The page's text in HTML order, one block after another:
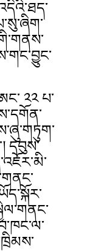
༢༢ པ་
དབུས་